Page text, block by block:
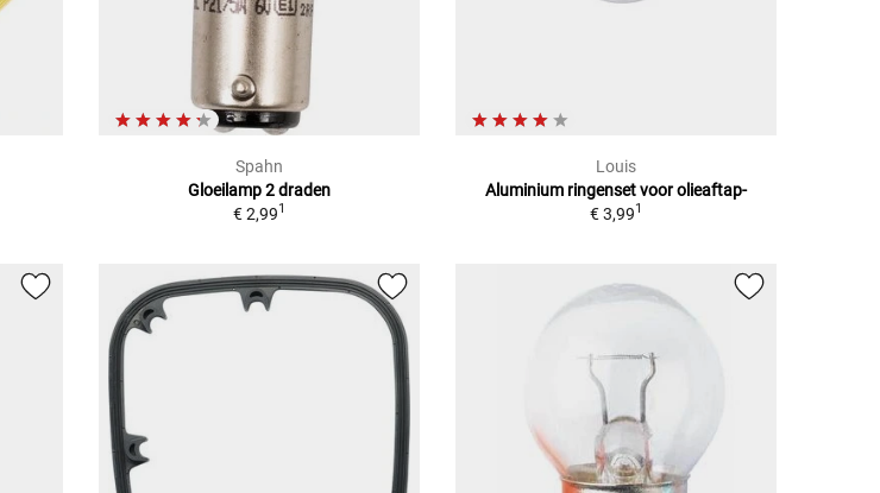
Spahn
Gloeilamp 2 draden
€ 2,991
Louis
Aluminium ringenset voor olieaftap-
€ 3,991